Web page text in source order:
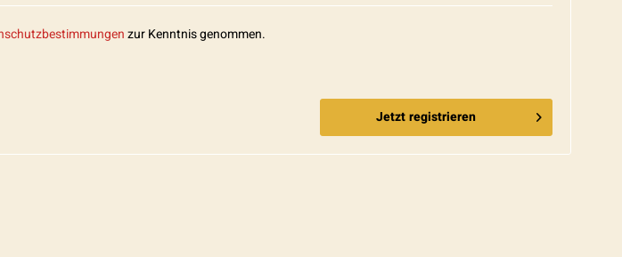
zur Kenntnis genommen.
Jetzt registrieren